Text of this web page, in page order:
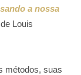
a nossa
Louis
métodos, suas